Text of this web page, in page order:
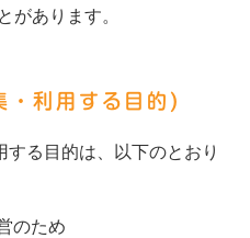
があります。
・利用する目的)
る目的は、以下のとおり
のため